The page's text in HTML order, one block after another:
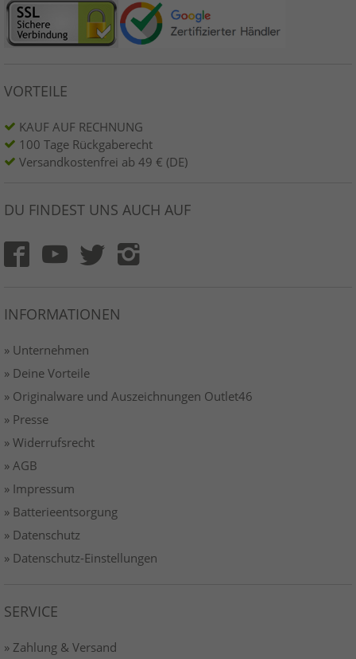
VORTEILE
KAUF AUF RECHNUNG
100 Tage Rückgaberecht
Versandkostenfrei ab 49 € (DE)
DU FINDEST UNS AUCH AUF
INFORMATIONEN
» Unternehmen
» Deine Vorteile
» Originalware und Auszeichnungen Outlet46
» Presse
» Widerrufsrecht
» AGB
» Impressum
» Batterieentsorgung
» Datenschutz
» Datenschutz-Einstellungen
SERVICE
» Zahlung & Versand